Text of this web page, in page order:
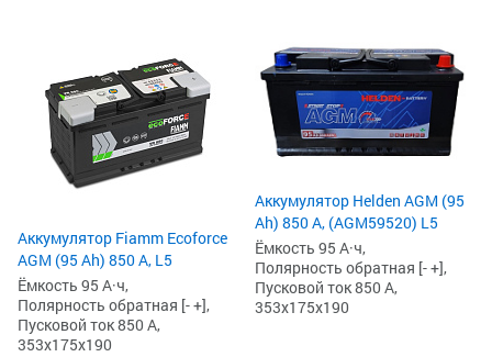
Аккумулятор Fiamm Ecoforce
AGM (95 Ah) 850 A, L5
Ёмкость 95 А·ч,
Полярность обратная [- +],
Пусковой ток 850 А,
353x175x190
Аккумулятор Helden AGM (95
Ah) 850 А, (AGM59520) L5
Ёмкость 95 А·ч,
Полярность обратная [- +],
Пусковой ток 850 А,
353x175x190